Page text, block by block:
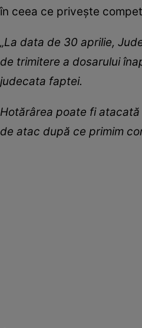
în ceea ce privește
„La data de 30 aprilie,
de trimitere a dosarului
judecata faptei.
Hotărârea poate fi
de atac după ce primim